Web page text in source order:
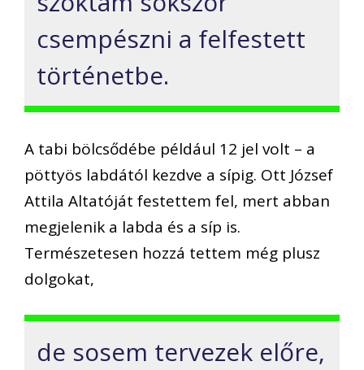
csempészni a felfestett
történetbe.
A tabi bölcsődébe például 12 jel volt – a
pöttyös labdától kezdve a sípig. Ott József
Attila Altatóját festettem fel, mert abban
megjelenik a labda és a síp is.
Természetesen hozzá tettem még plusz
dolgokat,
de sosem tervezek előre,